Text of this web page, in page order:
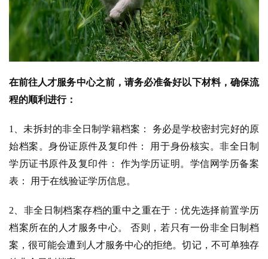
在前往人才服务中心之前，请务必准备好以下材料，确保流
程的顺利进行：
1、未拆封的非全日制学籍档案： 务必是学校密封完好的原
始档案。身份证原件及复印件： 用于身份核实。非全日制
学历证书原件及复印件： 作为学历证明。学信网学历备案
表： 用于在线验证学历信息。
2、非全日制档案存档的重中之重在于：优先选择前置学历
档案所在的人才服务中心。 否则，若只有一份非全日制档
案，很可能会遭到人才服务中心的拒绝。切记，不可单独存